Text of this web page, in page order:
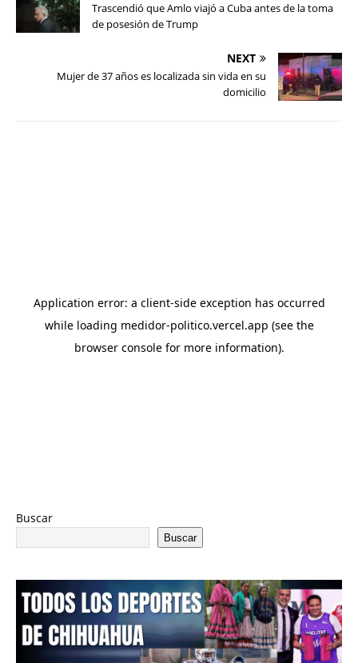
Trascendió que Amlo viajó a Cuba antes de la toma
de posesión de Trump
NEXT
Mujer de 37 años es localizada sin vida en su
domicilio
Buscar
Buscar